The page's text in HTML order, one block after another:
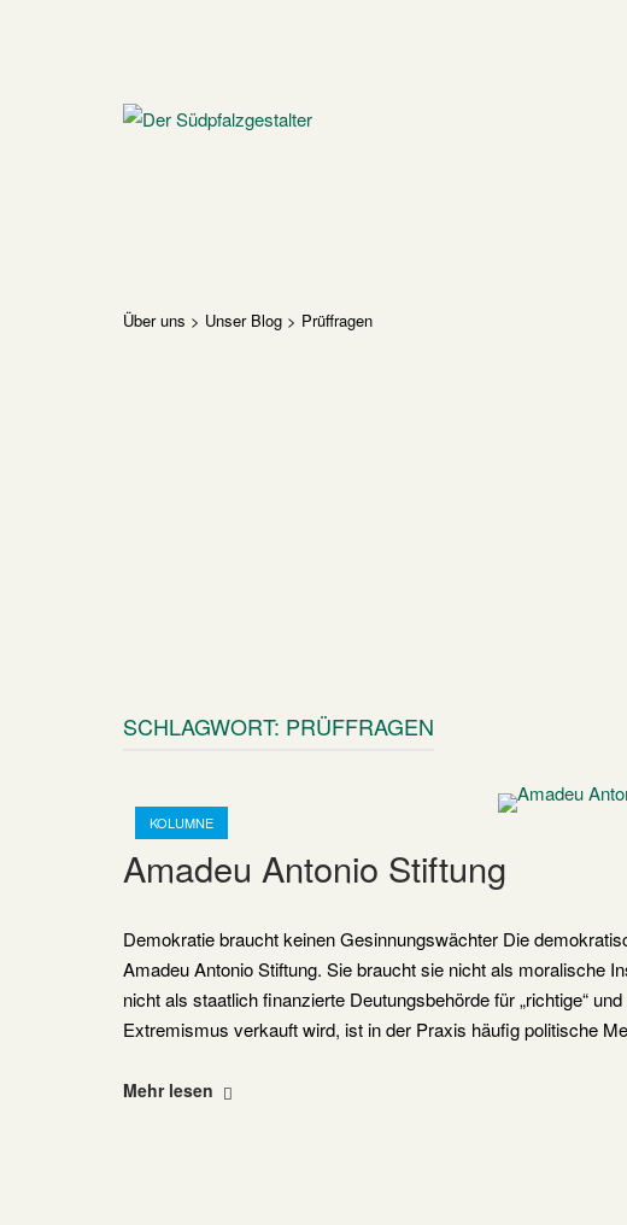
Home
Über uns > Unser Blog > Prüffragen
SCHLAGWORT: PRÜFFRAGEN
KOLUMNE
Open post
Amadeu Antonio Stiftung
Demokratie braucht keinen Gesinnungswächter Die
Amadeu Antonio Stiftung. Sie braucht sie nicht als moralische
nicht als staatlich finanzierte Deutungsbehörde für „richtige“
Extremismus verkauft wird, ist in der Praxis häufig politische
"Amadeu
Mehr lesen